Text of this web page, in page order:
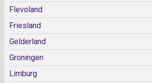
Flevoland
Friesland
Gelderland
Groningen
Limburg